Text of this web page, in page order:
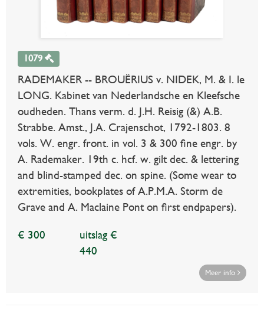
1079
RADEMAKER -- BROUËRIUS v. NIDEK, M. & I. le
LONG. Kabinet van Nederlandsche en Kleefsche
oudheden. Thans verm. d. J.H. Reisig (&) A.B.
Strabbe. Amst., J.A. Crajenschot, 1792-1803. 8
vols. W. engr. front. in vol. 3 & 300 fine engr. by
A. Rademaker. 19th c. hcf. w. gilt dec. & lettering
and blind-stamped dec. on spine. (Some wear to
extremities, bookplates of A.P.M.A. Storm de
Grave and A. Maclaine Pont on first endpapers).
€ 300
uitslag €
440
Meer info